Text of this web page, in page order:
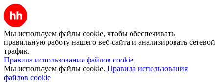
Мы используем файлы cookie, чтобы обеспечивать
правильную работу нашего веб-сайта и анализировать сетевой
трафик.
Правила использования файлов cookie
Мы используем файлы cookie. Правила использования
файлов cookie